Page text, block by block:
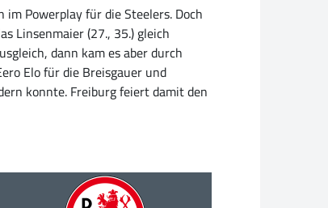
Powerplay für die Steelers. Doch
Linsenmaier (27., 35.) gleich
dann kam es aber durch
Elo für die Breisgauer und
konnte. Freiburg feiert damit den